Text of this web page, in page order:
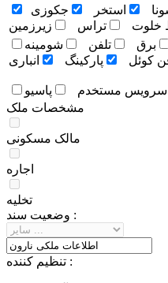
استخر
جکوزی
خلوت تراس
زيرزمين
برق تلفن شومينه
کوئل پارکينگ انباری
سرويس مستخدم
پاسيو
مشخصات ملک
مالک مسکونی
اجاره
تخلیه
وضعيت سند :
تنظيم کننده :